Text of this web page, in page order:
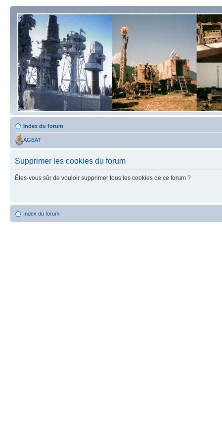
Index du forum
AGEAT
Supprimer les cookies du forum
Êtes-vous sûr de vouloir supprimer tous les cookies de ce forum ?
Index du forum